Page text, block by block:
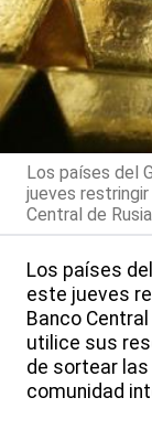
Los países del
jueves
Central de
Los países del
este jueves
Banco Central
utilice sus
de sortear las
comunidad